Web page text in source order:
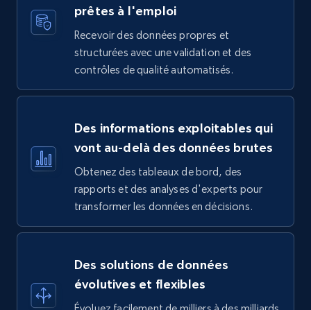
prêtes à l'emploi
Recevoir des données propres et
structurées avec une validation et des
contrôles de qualité automatisés.
Des informations exploitables qui
vont au-delà des données brutes
Obtenez des tableaux de bord, des
rapports et des analyses d'experts pour
transformer les données en décisions.
Des solutions de données
évolutives et flexibles